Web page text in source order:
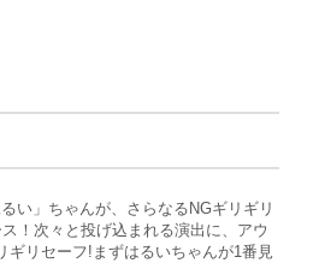
い」ちゃんが、さらなるNGギリギリ
！次々と投げ込まれる演出に、アウ
ギリセーフ!まずはるいちゃんが1番見